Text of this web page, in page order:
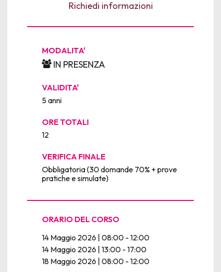
Richiedi informazioni
MODALITA'
IN PRESENZA
VALIDITA'
5 anni
ORE TOTALI
12
VERIFICA FINALE
Obbligatoria (30 domande 70% + prove
pratiche e simulate)
ORARIO DEL CORSO
14 Maggio 2026 | 08:00 - 12:00
14 Maggio 2026 | 13:00 - 17:00
18 Maggio 2026 | 08:00 - 12:00